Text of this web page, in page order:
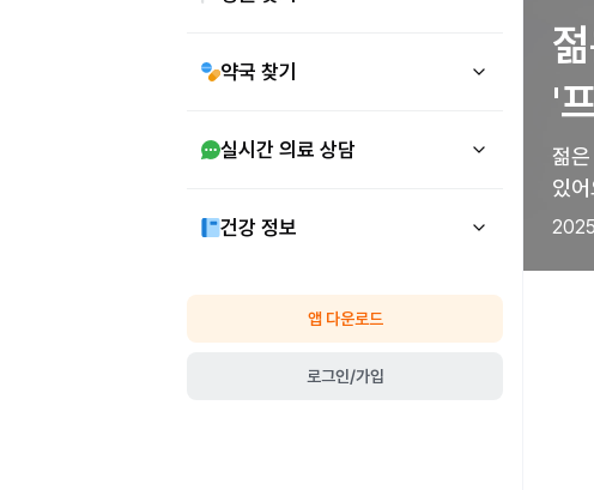
약국 찾기
실시간 의료 상담
건강 정보
앱 다운로드
로그인/가입
'
젊
있